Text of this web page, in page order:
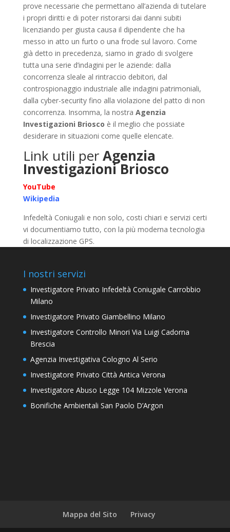
prove necessarie che permettano all’azienda di tutelare
i propri diritti e di poter ristorarsi dai danni subiti
licenziando per giusta causa il dipendente che ha
messo in atto un furto o una frode sul lavoro. Come
già detto in precedenza, siamo in grado di svolgere
tutta una serie d’indagini per le aziende: dalla
concorrenza sleale al rintraccio debitori, dal
controspionaggio industriale alle indagini patrimoniali,
dalla cyber-security fino alla violazione del patto di non
concorrenza. Insomma, la nostra Agenzia
Investigazioni Briosco è il meglio che possiate
desiderare in situazioni come quelle elencate.
Link utili perAgenzia
Investigazioni Briosco
YouTube
Wikipedia
Infedeltà Coniugali e non solo, costi chiari e servizi certi
vi documentiamo tutto, con la più moderna tecnologia
di localizzazione GPS.
I nostri servizi
Investigatore Privato Infedeltà Coniugale Carrobbio
Milano
Investigatore Privato Giambellino Milano
Investigatore Controllo Minori Via Luigi Cadorna
Brescia
Agenzia Investigativa Cologno Al Serio
Investigatore Privato Città Antica Verona
Investigatore Abuso Legge 104 Mizzole Verona
Bonifiche Ambientali San Paolo D’Argon
Mappa del Sito Privacy